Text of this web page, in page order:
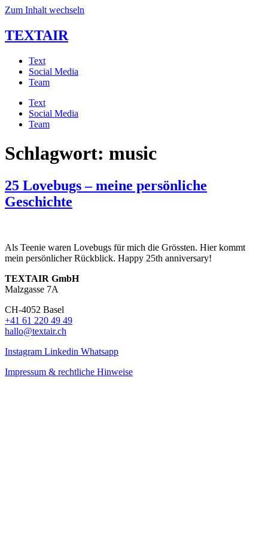
Zum Inhalt wechseln
TEXTAIR
Text
Social Media
Team
Text
Social Media
Team
Schlagwort: music
25 Lovebugs – meine persönliche
Geschichte
Als Teenie waren Lovebugs für mich die Grössten. Hier kommt
mein persönlicher Rückblick. Happy 25th anniversary!
TEXTAIR GmbH
Malzgasse 7A
CH-4052 Basel
+41 61 220 49 49
hallo@textair.ch
Instagram Linkedin Whatsapp
Impressum & rechtliche Hinweise